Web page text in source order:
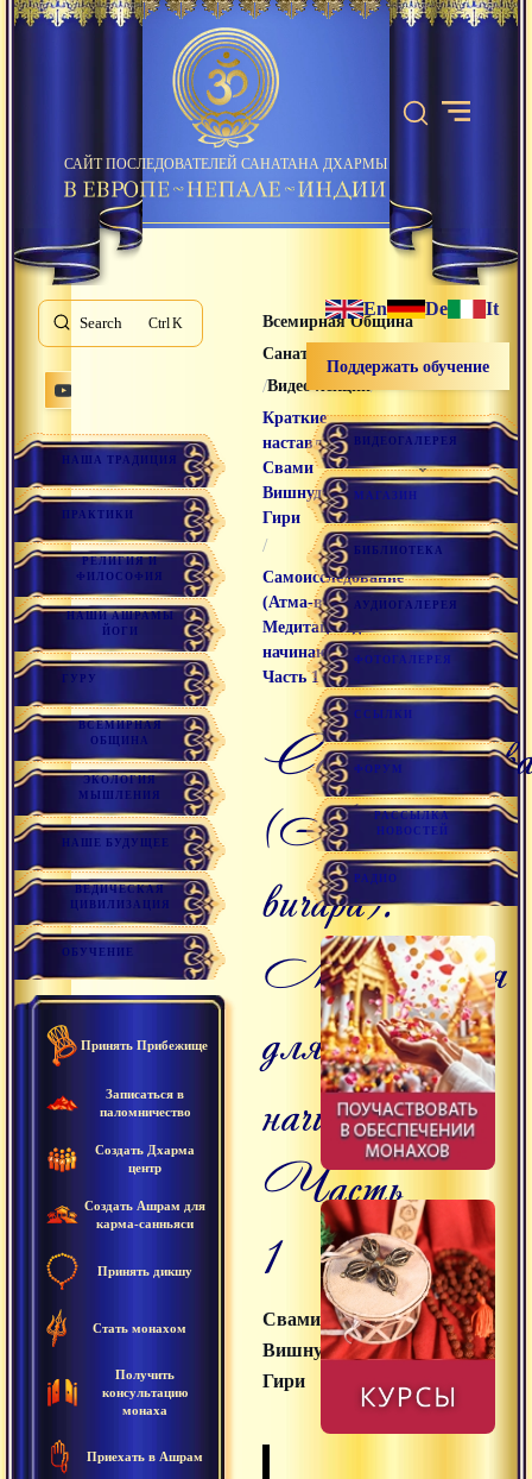
САЙТ ПОСЛЕДОВАТЕЛЕЙ САНАТАНА ДХАРМЫ
Search K
НАША ТРАДИЦИЯ
ПРАКТИКИ
РЕЛИГИЯ И
ФИЛОСОФИЯ
НАШИ АШРАМЫ
ЙОГИ
ГУРУ
ВСЕМИРНАЯ
ОБЩИНА
ЭКОЛОГИЯ
МЫШЛЕНИЯ
НАШЕ БУДУЩЕЕ
ВЕДИЧЕСКАЯ
ЦИВИЛИЗАЦИЯ
ОБУЧЕНИЕ
Принять Прибежище
Записаться в
паломничество
Создать Дхарма
центр
Создать Ашрам для
карма-санньяси
Принять дикшу
Стать монахом
Получить
консультацию
монаха
Приехать в Ашрам
Всемирная Община
Санатана Дхармы
/Видео лекции/
Краткие
наставления
Свами
Вишнудевананда
Гири
/
Самоисследование
(Атма-вичара).
Медитация для
начинающих.
Часть 1
Самоисследование
(Атма-
вичара).
Медитация
для
начинающих.
Часть
1
Свами
Вишнудевананда
Гири
En De It
Поддержать обучение
ВИДЕОГАЛЕРЕЯ
МАГАЗИН
БИБЛИОТЕКА
АУДИОГАЛЕРЕЯ
ФОТОГАЛЕРЕЯ
ССЫЛКИ
ФОРУМ
РАССЫЛКА
НОВОСТЕЙ
РАДИО